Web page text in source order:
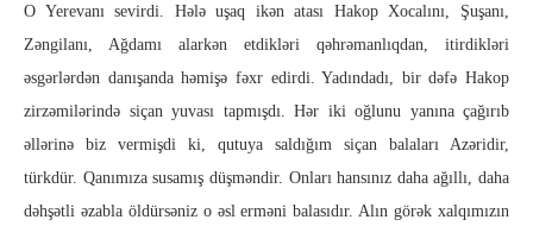
O Ye­revanı sevirdi. Hələ uşaq ikən atası Hakop Xocalını, Şuşa­nı,
Zəngilanı, Ağdamı alarkən etdikləri qəhrəmanlıqdan, itir­dik­­ləri
əsgərlərdən danışanda həmişə fəxr edirdi. Yadındadı, bir dəfə Ha­kop
zirzəmilərində siçan yuvası tapmışdı. Hər iki oğ­­lunu ya­nı­na çağırıb
əllərinə biz vermişdi ki, qutuya saldığım si­çan ba­la­la­­rı Azəridir,
türkdür. Qanımıza susamış düşməndir. On­ları han­sı­­nız daha ağıllı, daha
dəhşətli əzabla öldürsəniz o əsl erməni ba­la­sıdır. Alın görək xalqımızın